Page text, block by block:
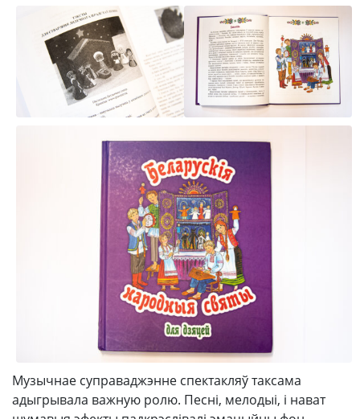
Музычнае суправаджэнне спектакляў таксама
адыгрывала важную ролю. Песні, мелодыі, і нават